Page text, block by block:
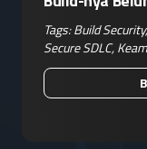
Tags:Build Security,
Secure SDLC,